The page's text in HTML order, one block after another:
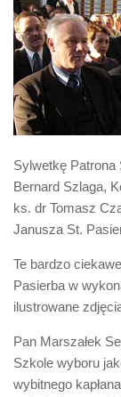
Senat
Platforma
Fundacja
Fundacja
Sylwetkę Patrona
Bernard Szlaga,
ks. dr Tomasz
Janusza St.
Te bardzo
Pasierba w
ilustrowane
Pan Marszałek
Szkole wyboru
wybitnego